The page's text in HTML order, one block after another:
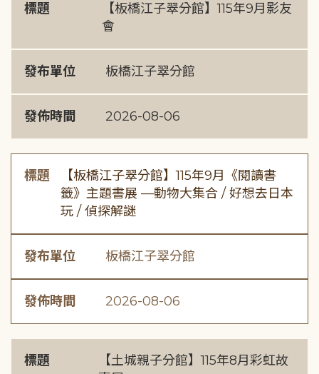
標題
【板橋江子翠分館】115年9月影友
會
發布單位 板橋江子翠分館
發佈時間 2026-08-06
標題
【板橋江子翠分館】115年9月《閱讀書
籤》主題書展 —動物大集合 / 好想去日本
玩 / 偵探解謎
發布單位 板橋江子翠分館
發佈時間 2026-08-06
標題
【土城親子分館】115年8月彩虹故